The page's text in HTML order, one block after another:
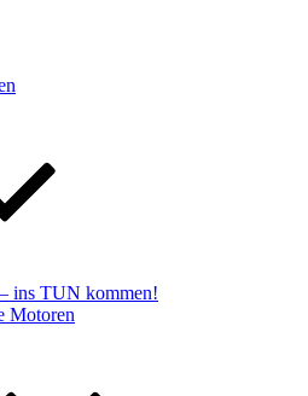
ins TUN kommen!
Motoren